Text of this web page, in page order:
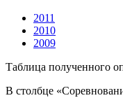
2011
2010
2009
Таблица полученного
В столбце